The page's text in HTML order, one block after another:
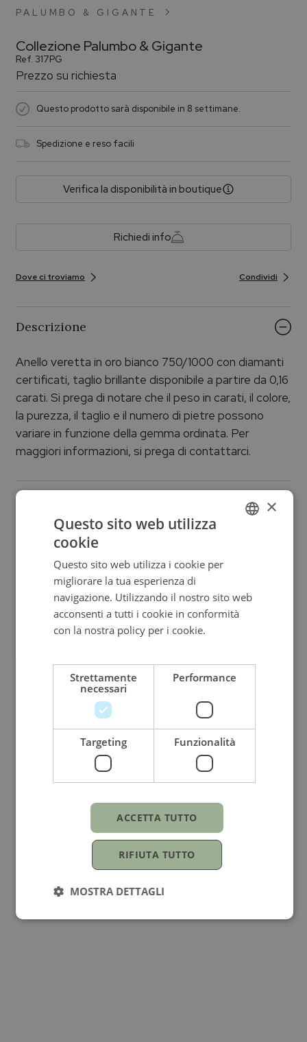
PALUMBO & GIGANTE
Collezione Palumbo & Gigante
Ref. 317PG
Prezzo su richiesta
Questo prodotto sarà disponibile in 8 settimane.
Spedizione e reso facili
Verifica la disponibilità in boutique
Richiedi info
Dove ci troviamo Condividi
Descrizione
Anello veretta in oro bianco 750/1000 con diamanti
certificati, taglio brillante disponibile a partire da 0,16
carati. Si prega di notare che il peso in carati, il colore,
la purezza, il taglio e il numero di pietre possono
variare in funzione della gemma ordinata. Per
maggiori informazioni, si prega di contattarci.
Informazioni aggiuntive
PALUMBO & GIGANTE
Metallo
Prezzo su richiesta
×
Questo sito web utilizza
cookie
Questo sito web utilizza i cookie per
migliorare la tua esperienza di
navigazione. Utilizzando il nostro sito web
acconsenti a tutti i cookie in conformità
con la nostra policy per i cookie.
Strettamente
necessari
Performance
Targeting Funzionalità
ACCETTA TUTTO
RIFIUTA TUTTO
MOSTRA DETTAGLI